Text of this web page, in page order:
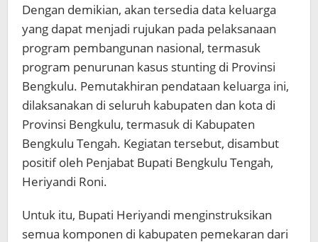
Dengan demikian, akan tersedia data keluarga
yang dapat menjadi rujukan pada pelaksanaan
program pembangunan nasional, termasuk
program penurunan kasus stunting di Provinsi
Bengkulu. Pemutakhiran pendataan keluarga ini,
dilaksanakan di seluruh kabupaten dan kota di
Provinsi Bengkulu, termasuk di Kabupaten
Bengkulu Tengah. Kegiatan tersebut, disambut
positif oleh Penjabat Bupati Bengkulu Tengah,
Heriyandi Roni.
Untuk itu, Bupati Heriyandi menginstruksikan
semua komponen di kabupaten pemekaran dari